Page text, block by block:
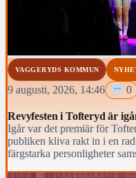
VAGGERYDS KOMMUN
9 augusti, 2026, 14:46 0
Revyfesten i Tofteryd är
Igår var det premiär för
publiken kliva rakt in i en
färgstarka personligheter